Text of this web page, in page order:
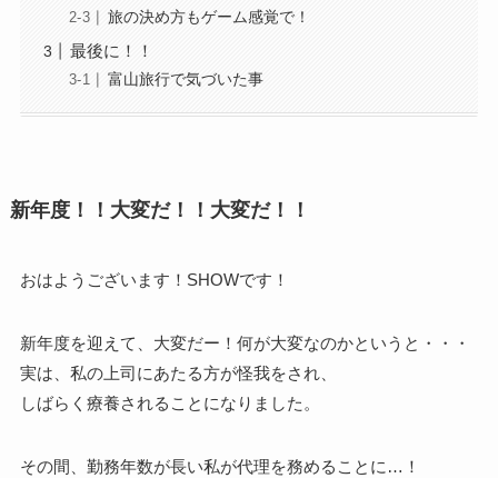
旅の決め方もゲーム感覚で！
最後に！！
富山旅行で気づいた事
新年度！！大変だ！！大変だ！！
おはようございます！SHOWです！
新年度を迎えて、大変だー！何が大変なのかというと・・・
実は、私の上司にあたる方が怪我をされ、
しばらく療養されることになりました。
その間、勤務年数が長い私が代理を務めることに…！